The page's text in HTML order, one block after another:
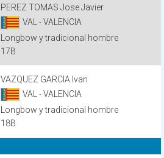
PEREZ TOMAS Jose Javier
VAL - VALENCIA
Longbow y tradicional hombre
17B
VAZQUEZ GARCIA Ivan
VAL - VALENCIA
Longbow y tradicional hombre
18B